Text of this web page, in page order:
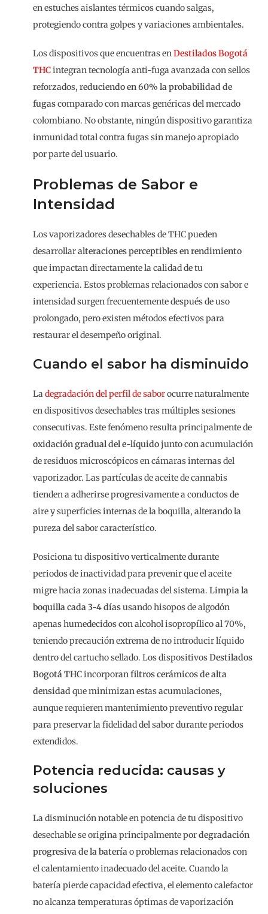
en estuches aislantes térmicos cuando salgas,
protegiendo contra golpes y variaciones ambientales.
Los dispositivos que encuentras enDestilados Bogotá
THCintegran tecnología anti-fuga avanzada con sellos
reforzados, reduciendo en 60% la probabilidad de
fugascomparado con marcas genéricas del mercado
colombiano. No obstante, ningún dispositivo garantiza
inmunidad total contra fugas sin manejo apropiado
por parte del usuario.
Problemas de Sabor e
Intensidad
Los vaporizadores desechables de THC pueden
desarrollaralteraciones perceptibles en rendimiento
que impactan directamente la calidad de tu
experiencia. Estos problemas relacionados con sabor e
intensidad surgen frecuentemente después de uso
prolongado, pero existen métodos efectivos para
restaurar el desempeño original.
Cuando el sabor ha disminuido
La degradación del perfil de saborocurre naturalmente
en dispositivos desechables tras múltiples sesiones
consecutivas. Este fenómeno resulta principalmente de
oxidación gradual del e-líquidojunto con acumulación
de residuos microscópicos en cámaras internas del
vaporizador. Las partículas de aceite de cannabis
tienden a adherirse progresivamente a conductos de
aire y superficies internas de la boquilla, alterando la
pureza del sabor característico.
Posiciona tu dispositivo verticalmente durante
periodos de inactividad para prevenir que el aceite
migre hacia zonas inadecuadas del sistema. Limpia la
boquilla cada 3-4 díasusando hisopos de algodón
apenas humedecidos con alcohol isopropílico al 70%,
teniendo precaución extrema de no introducir líquido
dentro del cartucho sellado. Los dispositivosDestilados
Bogotá THCincorporanfiltros cerámicos de alta
densidad que minimizan estas acumulaciones,
aunque requieren mantenimiento preventivo regular
para preservar la fidelidad del sabor durante periodos
extendidos.
Potencia reducida: causas y
soluciones
La disminución notable en potencia de tu dispositivo
desechable se origina principalmente pordegradación
progresiva de la bateríao problemas relacionados con
el calentamiento inadecuado del aceite. Cuando la
batería pierde capacidad efectiva, el elemento calefactor
no alcanza temperaturas óptimas de vaporización